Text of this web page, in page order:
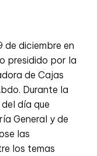
de diciembre en
presidido por la
de Cajas
Durante la
día que
General y de
las
los temas